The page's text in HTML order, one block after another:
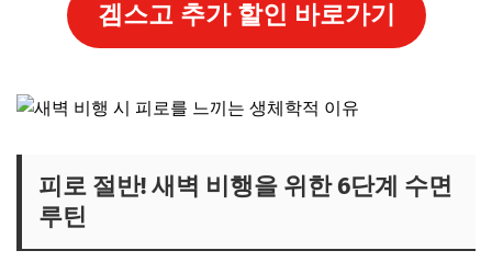
겜스고 추가 할인 바로가기
피로 절반! 새벽 비행을 위한 6단계 수면
루틴